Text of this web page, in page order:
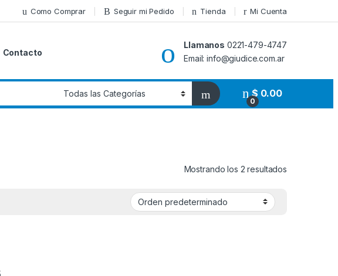
Como Comprar Seguir mi Pedido Tienda Mi Cuenta
Contacto
Llamanos 0221-479-4747
Email: info@giudice.com.ar
0
$ 0.00
Mostrando los 2 resultados